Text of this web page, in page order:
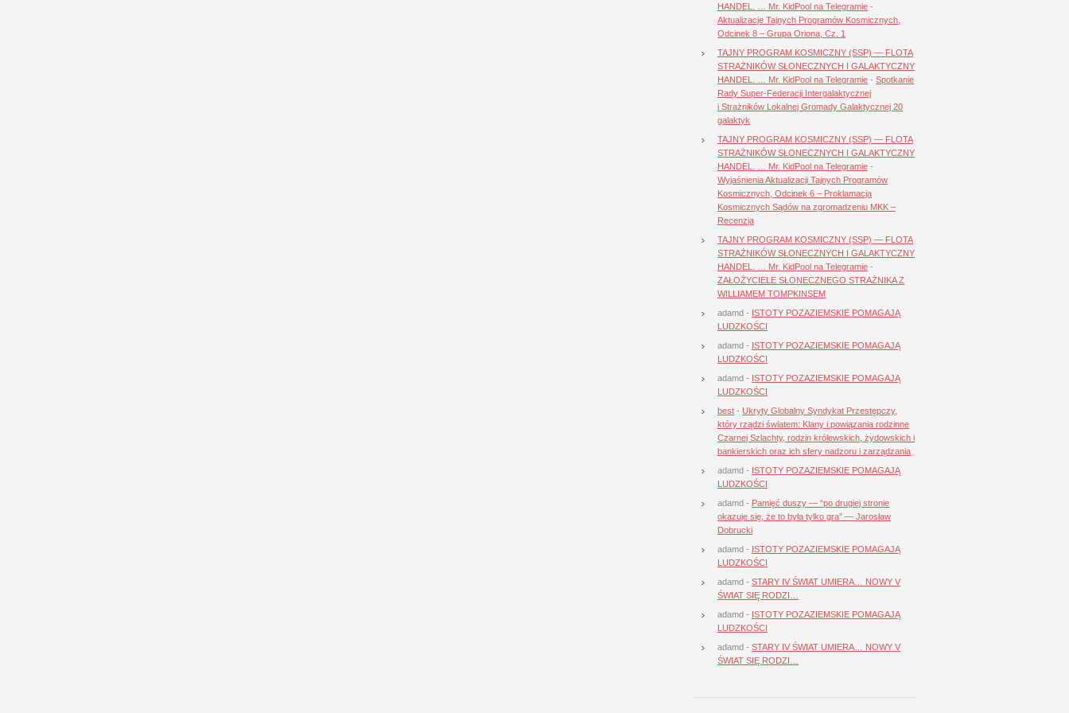
HANDEL. … Mr. KidPool na Telegramie -
Aktualizacje Tajnych Programów Kosmicznych,
Odcinek 8 – Grupa Oriona, Cz. 1
TAJNY PROGRAM KOSMICZNY (SSP) — FLOTA
STRAŻNIKÓW SŁONECZNYCH I GALAKTYCZNY
HANDEL. … Mr. KidPool na Telegramie - Spotkanie
Rady Super-Federacji Intergalaktycznej
i Strażników Lokalnej Gromady Galaktycznej 20
galaktyk
TAJNY PROGRAM KOSMICZNY (SSP) — FLOTA
STRAŻNIKÓW SŁONECZNYCH I GALAKTYCZNY
HANDEL. … Mr. KidPool na Telegramie -
Wyjaśnienia Aktualizacji Tajnych Programów
Kosmicznych, Odcinek 6 – Proklamacja
Kosmicznych Sądów na zgromadzeniu MKK –
Recenzja
TAJNY PROGRAM KOSMICZNY (SSP) — FLOTA
STRAŻNIKÓW SŁONECZNYCH I GALAKTYCZNY
HANDEL. … Mr. KidPool na Telegramie -
ZAŁOŻYCIELE SŁONECZNEGO STRAŻNIKA Z
WILLIAMEM TOMPKINSEM
adamd - ISTOTY POZAZIEMSKIE POMAGAJĄ
LUDZKOŚCI
adamd - ISTOTY POZAZIEMSKIE POMAGAJĄ
LUDZKOŚCI
adamd - ISTOTY POZAZIEMSKIE POMAGAJĄ
LUDZKOŚCI
best - Ukryty Globalny Syndykat Przestępczy,
który rządzi światem: Klany i powiązania rodzinne
Czarnej Szlachty, rodzin królewskich, żydowskich i
bankierskich oraz ich sfery nadzoru i zarządzania
adamd - ISTOTY POZAZIEMSKIE POMAGAJĄ
LUDZKOŚCI
adamd - Pamięć duszy — “po drugiej stronie
okazuje się, że to była tylko gra” — Jarosław
Dobrucki
adamd - ISTOTY POZAZIEMSKIE POMAGAJĄ
LUDZKOŚCI
adamd - STARY IV ŚWIAT UMIERA… NOWY V
ŚWIAT SIĘ RODZI…
adamd - ISTOTY POZAZIEMSKIE POMAGAJĄ
LUDZKOŚCI
adamd - STARY IV ŚWIAT UMIERA… NOWY V
ŚWIAT SIĘ RODZI…